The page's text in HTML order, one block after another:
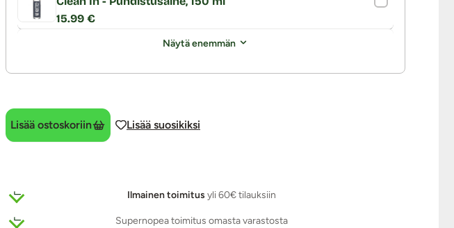
15.99 €
Näytä enemmän
Lisää ostoskoriin Lisää suosikiksi
Ilmainen toimitus yli 60€ tilauksiin
Supernopea toimitus omasta varastosta